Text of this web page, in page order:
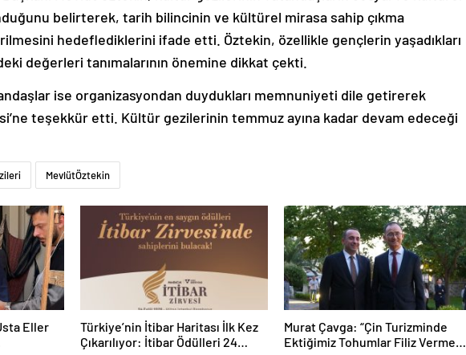
belirterek, tarih bilincinin ve kültürel mirasa sahip çıkma
hedeflediklerini ifade etti. Öztekin, özellikle gençlerin yaşadıkları
değerleri tanımalarının önemine dikkat çekti.
ise organizasyondan duydukları memnuniyeti dile getirerek
teşekkür etti. Kültür gezilerinin temmuz ayına kadar devam edeceği
MevlütÖztekin
Eller
Türkiye’nin İtibar Haritası İlk Kez
Çıkarılıyor: İtibar Ödülleri 24
Murat Çavga: “Çin Turizminde
Ektiğimiz Tohumlar Filiz Vermeye